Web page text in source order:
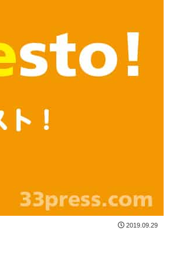
2019.09.29